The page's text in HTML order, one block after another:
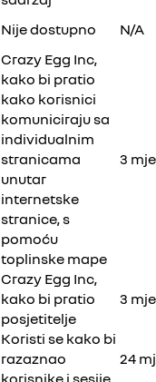
Nije dostupno N/A
Crazy Egg Inc,
kako bi pratio
kako korisnici
komuniciraju sa
individualnim
stranicama
unutar
internetske
stranice, s
pomoću
toplinske mape
3
Crazy Egg Inc,
kako bi pratio
posjetitelje
3
Koristi se kako bi
razaznao
korisnike i sesije
24